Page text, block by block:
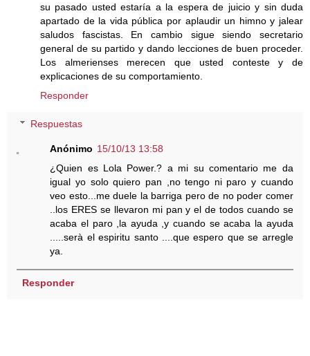
su pasado usted estaría a la espera de juicio y sin duda
apartado de la vida pública por aplaudir un himno y jalear
saludos fascistas. En cambio sigue siendo secretario
general de su partido y dando lecciones de buen proceder.
Los almerienses merecen que usted conteste y de
explicaciones de su comportamiento.
Responder
Respuestas
Anónimo 15/10/13 13:58
¿Quien es Lola Power.? a mi su comentario me da
igual yo solo quiero pan ,no tengo ni paro y cuando
veo esto...me duele la barriga pero de no poder comer
..los ERES se llevaron mi pan y el de todos cuando se
acaba el paro ,la ayuda ,y cuando se acaba la ayuda
.....serà el espiritu santo ....que espero que se arregle
ya.
Responder